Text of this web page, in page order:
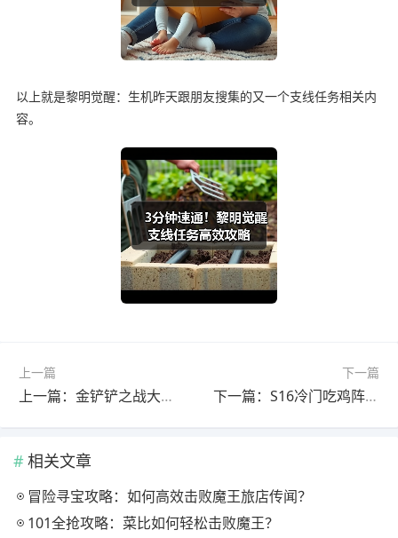
以上就是黎明觉醒：生机昨天跟朋友搜集的又一个支线任务相关内
容。
上一篇
上一篇：金铲铲之战大龙含金量飙升？后期收益惊人！
下一篇
下一篇：S16冷门吃鸡阵容推荐：皎月九五后排杀手搭配技巧
相关文章
冒险寻宝攻略：如何高效击败魔王旅店传闻？
101全抢攻略：菜比如何轻松击败魔王？